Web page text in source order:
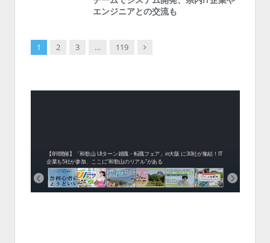
エンジニアとの交流も
1 2 3 … 119 Next
【8/8開催】「和歌山 UIターン就職・転職フェア」in大阪 に30社が集結！IT
企業も5社が参加、ここに“和歌山のリアル”がある